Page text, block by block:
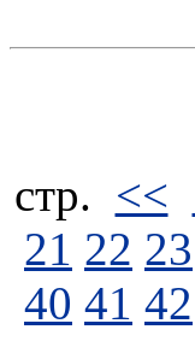
стp. <<
21 22 23
40 41 42